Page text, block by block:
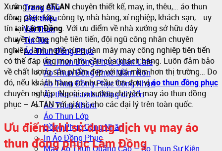
Trang Chủ
Giới thiệu
Vải Thun
Tin Tức
Áo Thun Đồng Phục
Áo Thun Đồng Phục Quán Cafe
Áo Thun Đồng Phục Mầm Non
Áo Thun Đồng Phục Công Nhân
Áo thun teambuilding đi biển
Áo Thun Nhóm
Áo Thun Lớp
Đồng Phục Công Nhân
In Áo Đồng Phục
May Áo Thun Quảng Cáo – Áo Thun Sự Kiện
Xưởng mayATLANchuyên thiết kế, may, in, thêu,… áo thun
đồng phục lớp, công ty, nhà hàng, xí nghiệp, khách sạn,… uy
tín tại Lâm Đồng. Với ưu điểm về nhà xưởng sở hữu dây
chuyền công nghệ tiên tiến, đội ngũ công nhân chuyên
nghiệp, lành nghề cùng dàn máy may công nghiệp tiên tiến
có thể đáp ứng mọi nhu cầu của khách hàng. Luôn đảm bảo
về chất lượng sản phẩm đẹp với giá mềm hơn thị trường… Do
đó, nếu khách hàng có nhu cầu tìm đơn vịáo thun đồng phục
chuyên nghiệp. Ngoài ra xưởng chuyên may áo thun đồng
phục – ALTAN với giá sỉ, cho các đại lý trên toàn quốc.
Ưu điểm khi sử dụng dịch vụ may áo
thun đồng phục Lâm Đồng